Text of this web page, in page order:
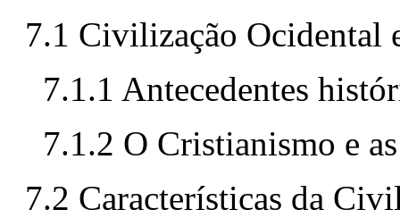
7.1 Civilização Ocidental
7.1.1 Antecedentes
7.1.2 O Cristianismo e
7.2 Características da